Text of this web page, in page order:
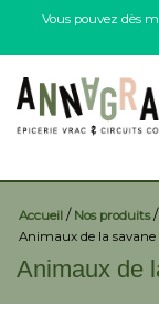
Accueil / Nos produits/
Animaux de la
Animaux de
Vous pouvez dès